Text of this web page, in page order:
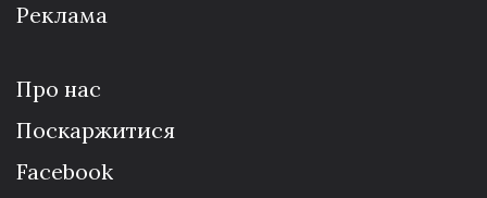
Реклама
Про нас
Поскаржитися
Facebook